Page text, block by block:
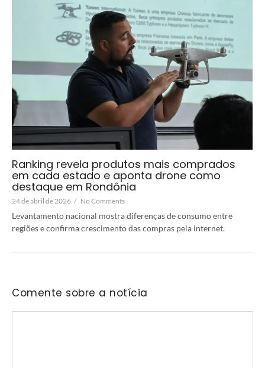
Ranking revela produtos mais comprados
em cada estado e aponta drone como
destaque em Rondônia
24 de abril de 2026 / No Comments
Levantamento nacional mostra diferenças de consumo entre
regiões e confirma crescimento das compras pela internet.
Comente sobre a notícia